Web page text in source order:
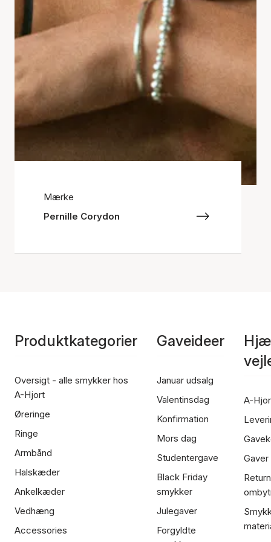
Mærke
Pernille Corydon
Produktkategorier
Oversigt - alle smykker hos
A-Hjort
Øreringe
Ringe
Armbånd
Halskæder
Ankelkæder
Vedhæng
Accessories
Gaveideer
Januar udsalg
Valentinsdag
Konfirmation
Mors dag
Studentergave
Black Friday
smykker
Julegaver
Forgyldte
A-